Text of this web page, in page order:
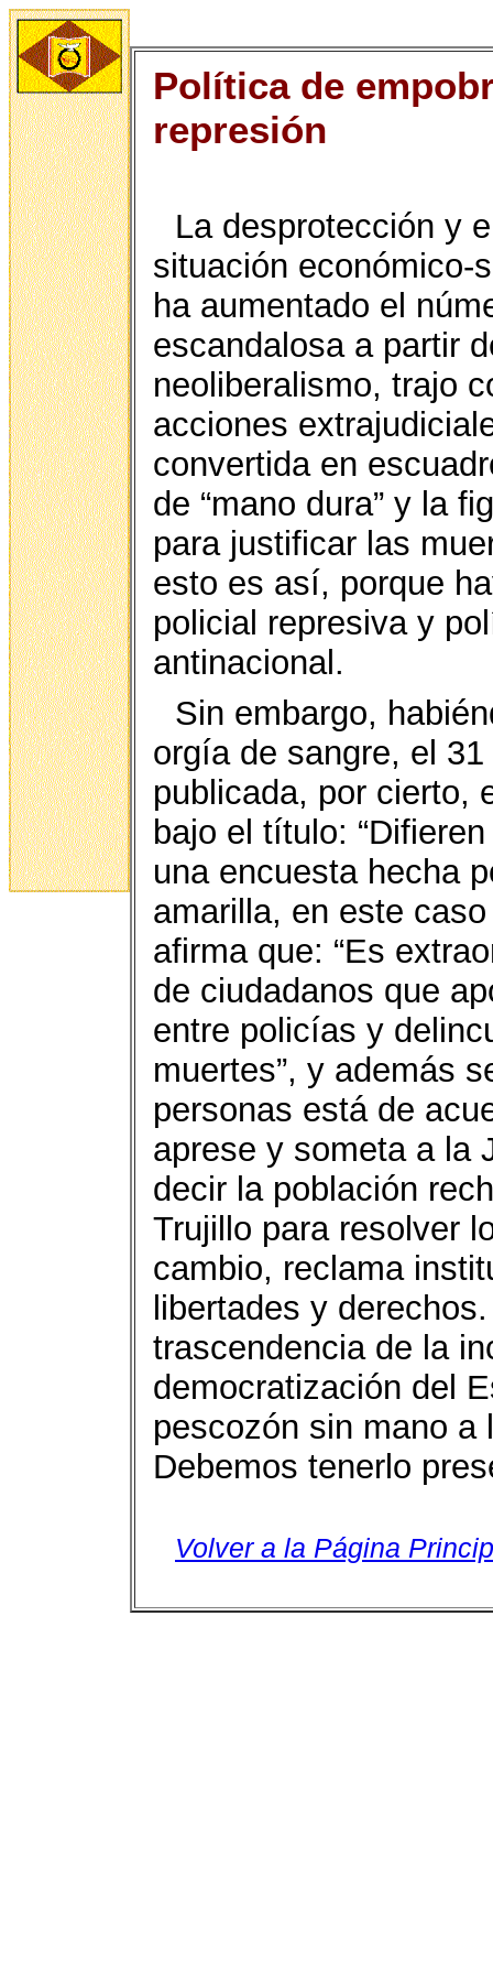
Política de
represión
La desprotección y
situación económico-
ha aumentado el
escandalosa a partir
neoliberalismo, trajo
acciones
convertida en
de “mano dura” y la
para justificar las
esto es así, porque
policial represiva y
antinacional.
Sin embargo,
orgía de sangre, el
publicada, por cierto,
bajo el título:
una encuesta hecha
amarilla, en este
afirma que: “Es
de ciudadanos que
entre policías y
muertes”, y además
personas está de
aprese y someta a la
decir la población
Trujillo para resolver
cambio, reclama
libertades y
trascendencia de la
democratización del
pescozón sin mano a
Debemos tenerlo
Volver a la Página